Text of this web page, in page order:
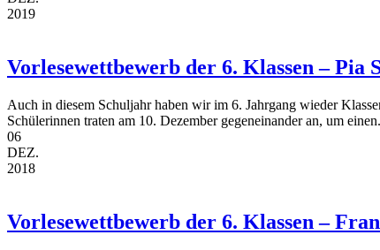
2019
Vorlesewettbewerb der 6. Klassen – Pia
Auch in diesem Schuljahr haben wir im 6. Jahrgang wieder
Schülerinnen traten am 10. Dezember gegeneinander an, um
06
DEZ.
2018
Vorlesewettbewerb der 6. Klassen –